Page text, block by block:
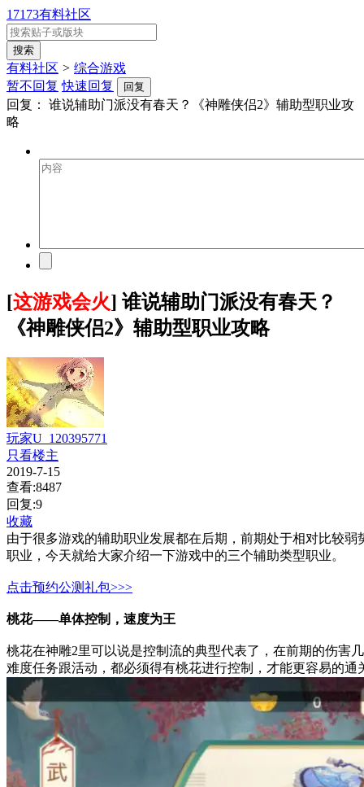
17173有料社区
有料社区 > 综合游戏
暂不回复 快速回复 回复
回复：
谁说辅助门派没有春天？《神雕侠侣2》辅助型职业攻
略
[这游戏会火] 谁说辅助门派没有春天？
《神雕侠侣2》辅助型职业攻略
玩家U_120395771
只看楼主
2019-7-15
查看:8487
回复:9
收藏
由于很多游戏的辅助职业发展都在后期，前期处于相对比较弱
职业，今天就给大家介绍一下游戏中的三个辅助类型职业。
点击预约公测礼包>>>
桃花——单体控制，速度为王
桃花在神雕2里可以说是控制流的典型代表了，在前期的伤害
难度任务跟活动， 都必须得有桃花进行控制，才能更容易的通